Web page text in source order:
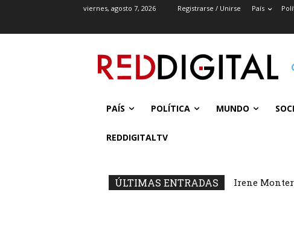
viernes, agosto 7, 2026 Registrarse / Unirse País
PAÍS POLÍTICA MUNDO
REDDIGITALTV
ÚLTIMAS ENTRADAS Irene